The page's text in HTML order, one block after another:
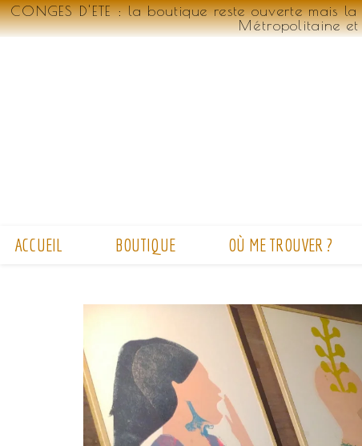
CONGES D'ETE : la boutique reste ouverte mais
Métropolitaine
ACCUEIL BOUTIQUE OÙ ME TROUVER ?